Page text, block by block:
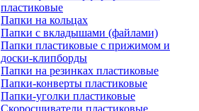
пластиковые
Папки на кольцах
Папки с вкладышами (файлами)
Папки пластиковые с прижимом и
доски-клипборды
Папки на резинках пластиковые
Папки-конверты пластиковые
Папки-уголки пластиковые
Скоросшиватели пластиковые